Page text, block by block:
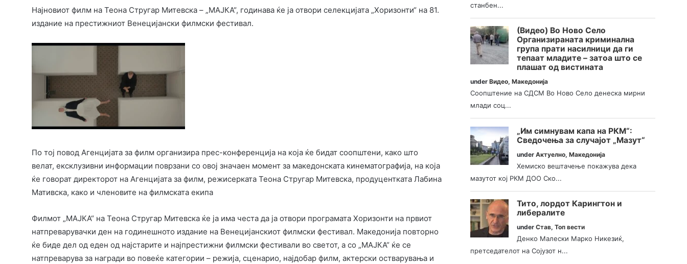
Најновиот филм на Теона Стругар Митевска – „МАЈКА“, годинава ќе ја отвори селекцијата „Хоризонти“ на 81.
издание на престижниот Венецијански филмски фестивал.
По тој повод Агенцијата за филм организира прес-конференција на која ќе бидат соопштени, како што
велат, ексклузивни информации поврзани со овој значаен момент за македонската кинематографија, на која
ќе говорат директорот на Агенцијата за филм, режисерката Теона Стругар Митевска, продуцентката Лабина
Мативска, како и членовите на филмската екипа
Филмот „МАЈКА“ на Теона Стругар Митевска ќе ја има честа да ја отвори програмата Хоризонти на првиот
натпреварувачки ден на годинешното издание на Венецијанскиот филмски фестивал. Македонија повторно
ќе биде дел од еден од најстарите и најпрестижни филмски фестивали во светот, а со „МАЈКА“ ќе се
натпреварува за награди во повеќе категории – режија, сценарио, најдобар филм, актерски остварувања и
станбен...
(Видео) Во Ново Село
Организираната криминална
група прати насилници да ги
тепаат младите – затоа што се
плашат од вистината
underВидео,Македонија
Соопштение на СДСМ Во Ново Село денеска мирни
млади соц...
„Им симнувам капа на РКМ“:
Сведочења за случајот „Мазут“
underАктуелно,Македонија
Хемиско вештачење покажува дека
мазутот кој РКМ ДОО Ско...
Тито, лордот Карингтон и
либералите
underСтав,Топ вести
Денко Малески Марко Никезиќ,
претседателот на Сојузот н...